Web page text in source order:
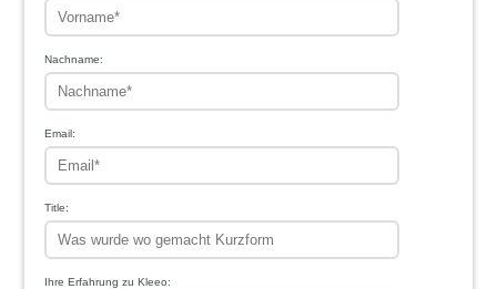
Nachname:
Email:
Title:
Ihre Erfahrung zu Kleeo: